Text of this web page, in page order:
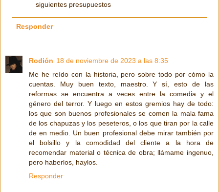
siguientes presupuestos
Responder
Rodión 18 de noviembre de 2023 a las 8:35
Me he reído con la historia, pero sobre todo por cómo la
cuentas. Muy buen texto, maestro. Y sí, esto de las
reformas se encuentra a veces entre la comedia y el
género del terror. Y luego en estos gremios hay de todo:
los que son buenos profesionales se comen la mala fama
de los chapuzas y los peseteros, o los que tiran por la calle
de en medio. Un buen profesional debe mirar también por
el bolsillo y la comodidad del cliente a la hora de
recomendar material o técnica de obra; llámame ingenuo,
pero haberlos, haylos.
Responder